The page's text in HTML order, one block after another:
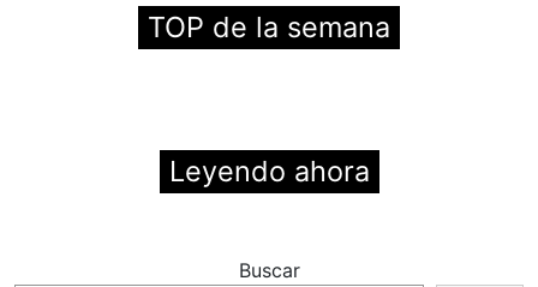
TOP de la semana
Leyendo ahora
Buscar